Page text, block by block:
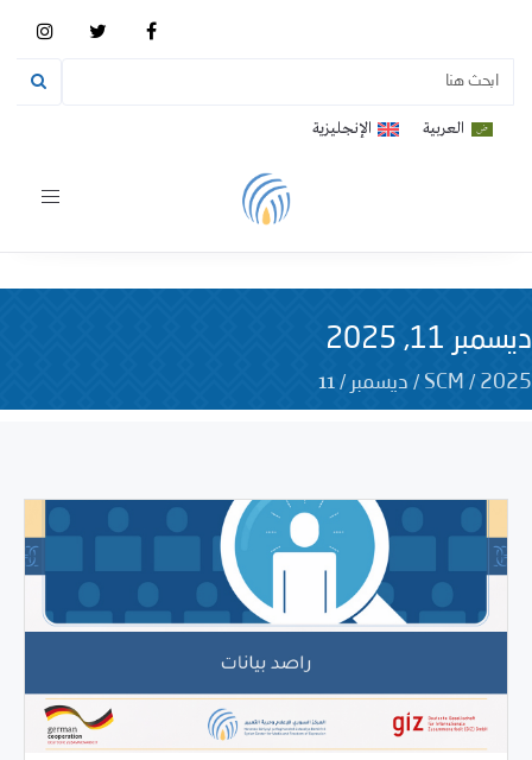
العربية الإنجليزية
Toggle
ديسمبر 11, 2025
SCM / 2025
/ ديسمبر /
11